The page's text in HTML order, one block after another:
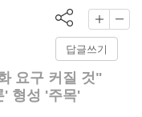
답글쓰기
요구 커질 것"
형성 '주목'